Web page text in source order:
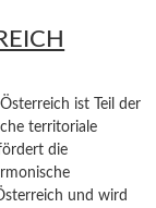
ist Teil der
territoriale
die
und wird